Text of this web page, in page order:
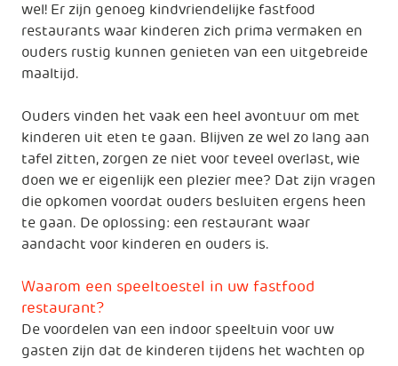
wel! Er zijn genoeg kindvriendelijke fastfood
restaurants waar kinderen zich prima vermaken en
ouders rustig kunnen genieten van een uitgebreide
maaltijd.
Ouders vinden het vaak een heel avontuur om met
kinderen uit eten te gaan. Blijven ze wel zo lang aan
tafel zitten, zorgen ze niet voor teveel overlast, wie
doen we er eigenlijk een plezier mee? Dat zijn vragen
die opkomen voordat ouders besluiten ergens heen
te gaan. De oplossing: een restaurant waar
aandacht voor kinderen en ouders is.
Waarom een speeltoestel in uw fastfood
restaurant?
De voordelen van een indoor speeltuin voor uw
gasten zijn dat de kinderen tijdens het wachten op